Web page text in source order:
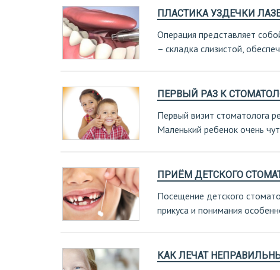
ПЛАСТИКА УЗДЕЧКИ
Операция представляет
– складка слизистой,
ПЕРВЫЙ РАЗ К
Первый визит стоматолога
Маленький ребенок очень
ПРИЁМ ДЕТСКОГО
Посещение детского
прикуса и понимания
КАК ЛЕЧАТ